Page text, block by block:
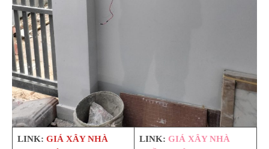
LINK: GIÁ XÂY NHÀ
LINK: GIÁ XÂY NHÀ